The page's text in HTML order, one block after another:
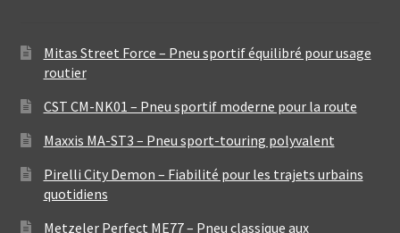
Mitas Street Force – Pneu sportif équilibré pour usage
routier
CST CM-NK01 – Pneu sportif moderne pour la route
Maxxis MA-ST3 – Pneu sport-touring polyvalent
Pirelli City Demon – Fiabilité pour les trajets urbains
quotidiens
Metzeler Perfect ME77 – Pneu classique aux